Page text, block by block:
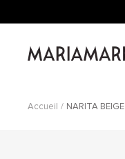
au
contenu
Mariamare
Accueil NARITA BEIGE